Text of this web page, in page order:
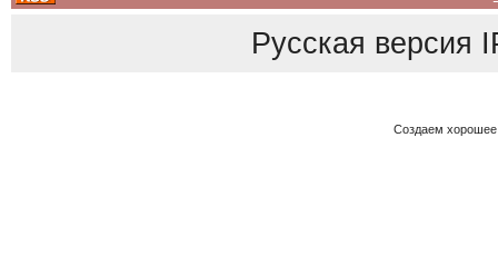
Русская версия
Создаем